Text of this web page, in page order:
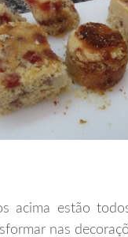
acima estão
nas